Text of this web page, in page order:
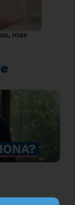
mas